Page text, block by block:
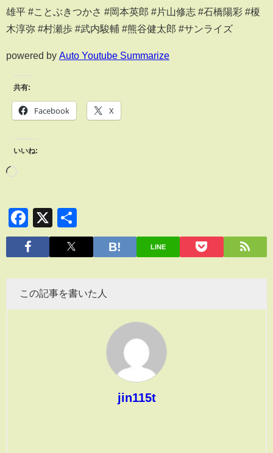
雄平 #ことぶきつかさ #岡本英郎 #片山修志 #石橋陽彩 #榎
木淳弥 #村瀬歩 #武内駿輔 #熊谷健太郎 #サンライズ
powered by Auto Youtube Summarize
共有:
Facebook X
いいね:
Facebook
X
有
LINE
この記事を書いた人
jin115t